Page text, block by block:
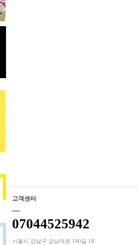
고객센터
07044525942
서울시 강남구 강남대로 140길 18